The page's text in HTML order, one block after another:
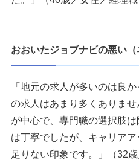
おおいたジョブナビの悪い
「地元の求人が多いのは良
の求人はあまり多くありま
が中心で、専門職の選択肢
は丁寧でしたが、キャリア
足りない印象です。」（32